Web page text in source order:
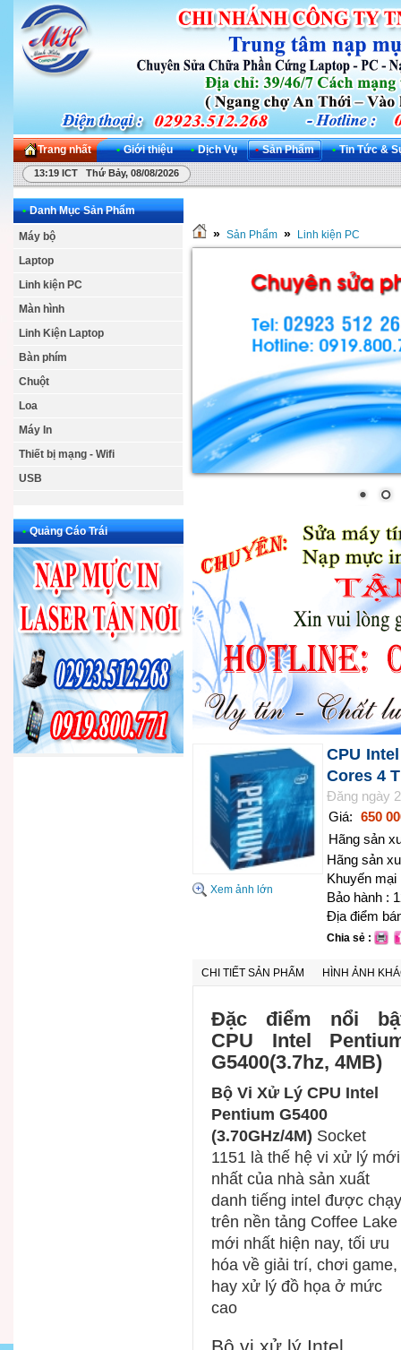
Trang nhất • Giới thiệu • Dịch Vụ • Sản Phẩm • Tin Tức &
13:19 ICT Thứ Bảy, 08/08/2026
• Danh Mục Sản Phẩm
Máy bộ
Laptop
Linh kiện PC
Màn hình
Linh Kiện Laptop
Bàn phím
Chuột
Loa
Máy In
Thiết bị mạng - Wifi
USB
• Quảng Cáo Trái
» Sản Phẩm » Linh kiện PC
Xem ảnh lớn
CPU
Cores 4
Đăng ngày
Giá: 650
Hãng sản
Hãng sản
Khuyến mại
Bảo hành :
Địa điểm
Chia sẻ :
CHI TIẾT SẢN PHẨM HÌNH ẢNH
Đặc điểm nổi
CPU Intel
G5400(3.7hz, 4MB)
Bộ Vi Xử Lý CPU Intel
Pentium G5400
(3.70GHz/4M) Socket
1151 là thế hệ vi xử lý mới
nhất của nhà sản xuất
danh tiếng intel được chạy
trên nền tảng Coffee Lake
mới nhất hiện nay, tối ưu
hóa về giải trí, chơi game,
hay xử lý đồ họa ở mức
cao